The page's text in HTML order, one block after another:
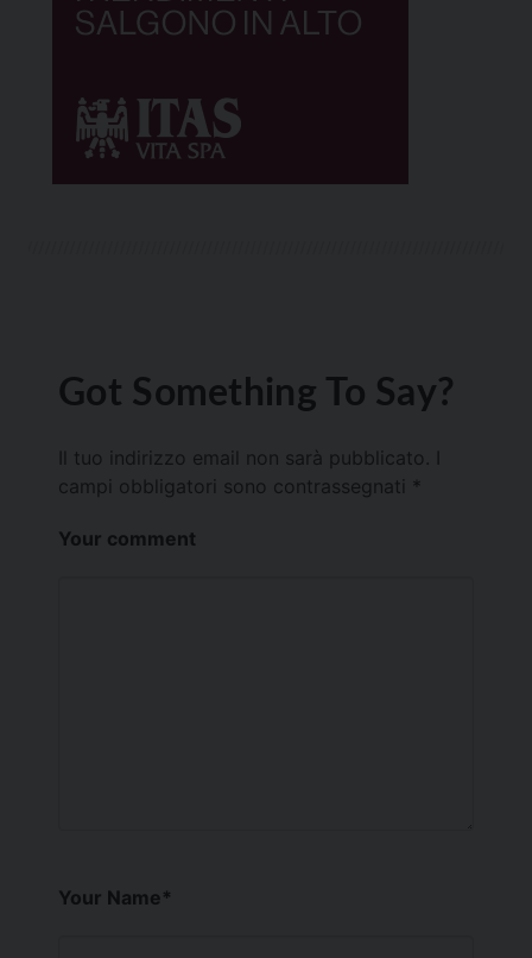
Got Something To Say?
Il tuo indirizzo email non sarà pubblicato.
campi obbligatori sono contrassegnati *
Your comment
Your Name*